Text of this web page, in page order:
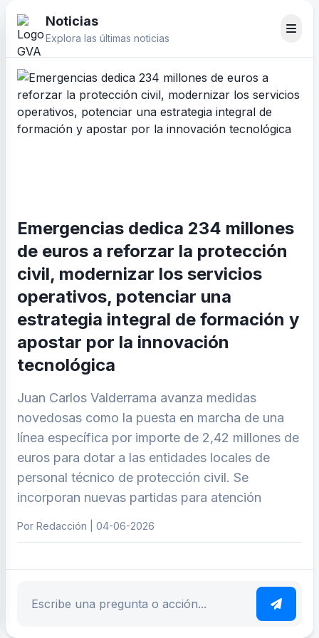
Noticias
Explora las últimas noticias
Emergencias dedica 234 millones
de euros a reforzar la protección
civil, modernizar los servicios
operativos, potenciar una
estrategia integral de formación y
apostar por la innovación
tecnológica
Juan Carlos Valderrama avanza medidas
novedosas como la puesta en marcha de una
línea específica por importe de 2,42 millones de
euros para dotar a las entidades locales de
personal técnico de protección civil. Se
incorporan nuevas partidas para atención
Por Redacción | 04-06-2026
Escribe tu pregunta